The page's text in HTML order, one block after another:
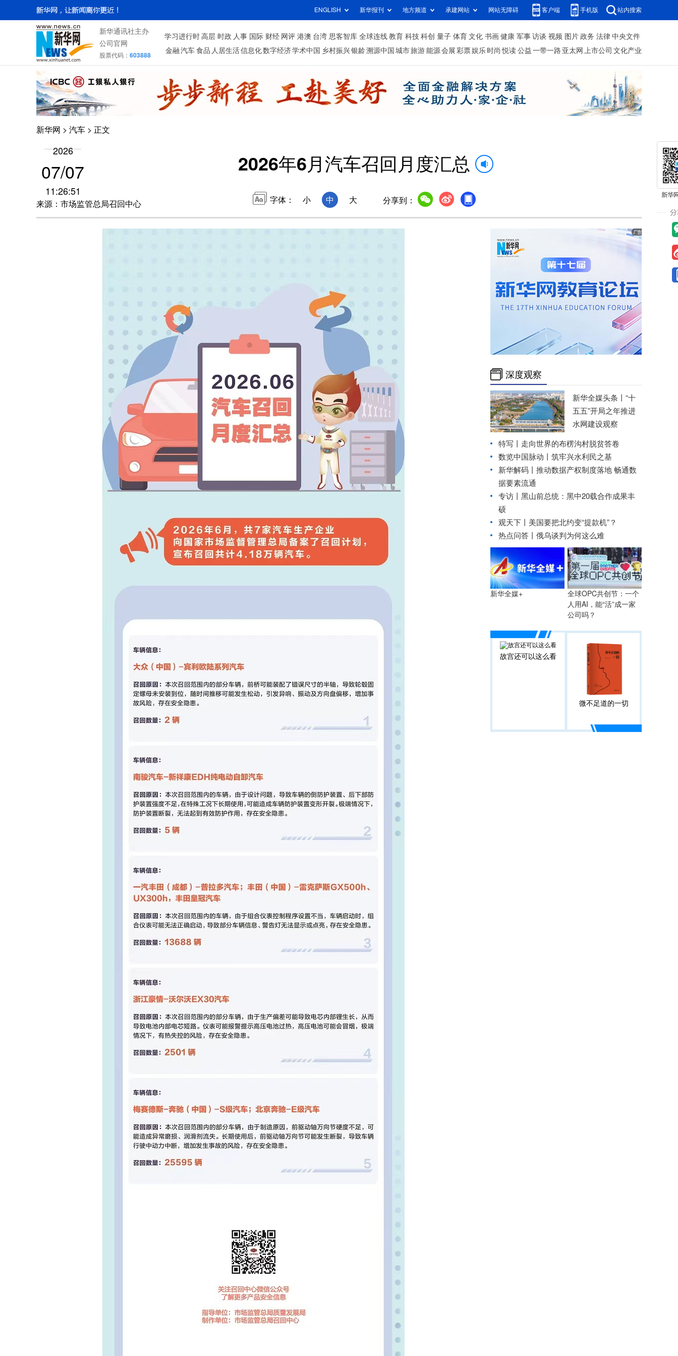
ENGLISH 新华报刊 地方频道 承建网站 网站无障碍 客户端 手机版 站内搜索
新华通讯社主办
公司官网
股票代码： 603888
学习进行时 高层 时政 人事 国际 财经 网评 港澳 台湾 思客智库 全球连线 教育 科技 科创 量子 体育 文化 书画 健康 军事 访谈 视频 图片 政务 法律 中央文件
金融 汽车 食品 人居生活信息化数字经济学术中国 乡村振兴银龄溯源中国 城市旅游 能源 会展 彩票娱乐 时尚 悦读 公益 一带一路 亚太网 上市公司 文化产业
新华网 > 汽车 > 正文
2026
07/07
11:26:51
来源：市场监管总局召回中心
2026年6月汽车召回月度汇总
字体： 小 中 大 分享到：
深度观察
新华全媒头条丨 “十
五五”开局之年推进
水网建设观察
特写丨走向世界的布楞沟村脱贫答卷
数览中国脉动丨筑牢兴水利民之基
新华解码丨推动数据产权制度落地 畅通数
据要素流通
专访丨黑山前总统：黑中20载合作成果丰
硕
观天下丨美国要把北约变“提款机”？
热点问答丨俄乌谈判为何这么难
新华全媒+
全球OPC共创节：一个
人用AI，能“活”成一家
公司吗？
故宫还可以这么看
微不足道的一切